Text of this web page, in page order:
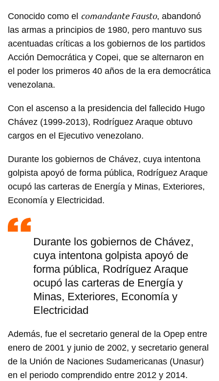
Conocido como el comandante Fausto, abandonó
las armas a principios de 1980, pero mantuvo sus
acentuadas críticas a los gobiernos de los partidos
Acción Democrática y Copei, que se alternaron en
el poder los primeros 40 años de la era democrática
venezolana.
Con el ascenso a la presidencia del fallecido Hugo
Chávez (1999-2013), Rodríguez Araque obtuvo
cargos en el Ejecutivo venezolano.
Durante los gobiernos de Chávez, cuya intentona
golpista apoyó de forma pública, Rodríguez Araque
ocupó las carteras de Energía y Minas, Exteriores,
Economía y Electricidad.
Durante los gobiernos de Chávez,
cuya intentona golpista apoyó de
forma pública, Rodríguez Araque
ocupó las carteras de Energía y
Minas, Exteriores, Economía y
Electricidad
Además, fue el secretario general de la Opep entre
enero de 2001 y junio de 2002, y secretario general
de la Unión de Naciones Sudamericanas (Unasur)
en el periodo comprendido entre 2012 y 2014.